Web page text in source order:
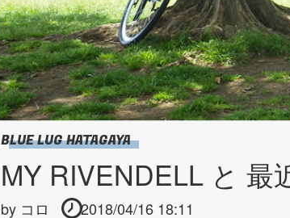
BLUE LUG HATAGAYA
MY RIVENDELL と
by コロ 2018/04/16 18:11